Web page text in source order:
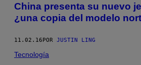
China presenta su nuevo
¿una copia del modelo
11.02.16 POR JUSTIN LING
Tecnología